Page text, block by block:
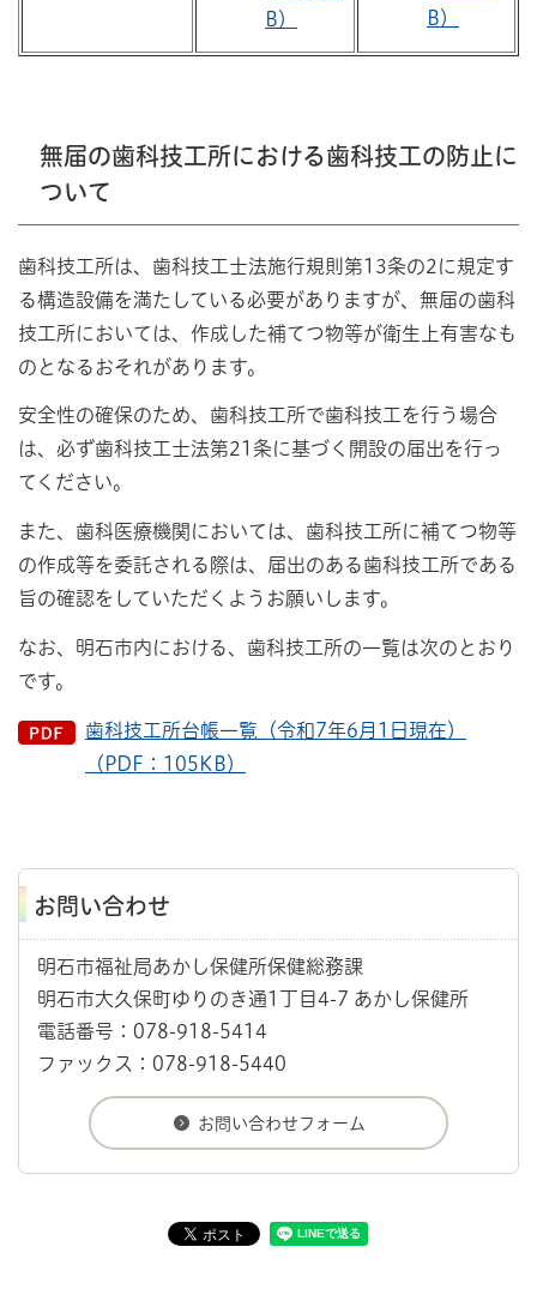
B）
B）
無届の歯科技工所における歯科技工の防止に
ついて
歯科技工所は、歯科技工士法施行規則第13条の2に規定す
る構造設備を満たしている必要がありますが、無届の歯科
技工所においては、作成した補てつ物等が衛生上有害なも
のとなるおそれがあります。
安全性の確保のため、歯科技工所で歯科技工を行う場合
は、必ず歯科技工士法第21条に基づく開設の届出を行っ
てください。
また、歯科医療機関においては、歯科技工所に補てつ物等
の作成等を委託される際は、届出のある歯科技工所である
旨の確認をしていただくようお願いします。
なお、明石市内における、歯科技工所の一覧は次のとおり
です。
歯科技工所台帳一覧（令和7年6月1日現在）
（PDF：105KB）
お問い合わせ
明石市福祉局あかし保健所保健総務課
明石市大久保町ゆりのき通1丁目4-7 あかし保健所
電話番号：078-918-5414
ファックス：078-918-5440